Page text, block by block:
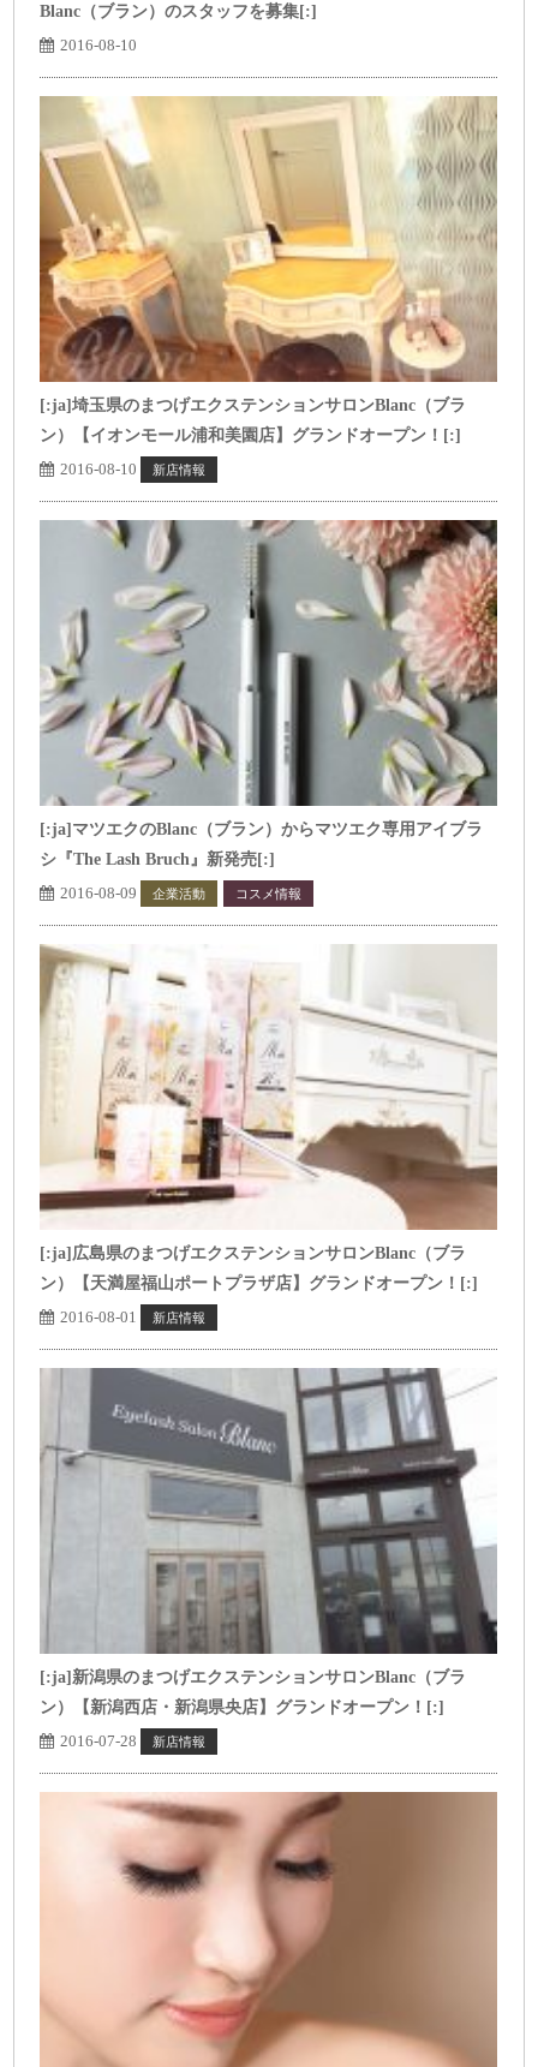
Blanc（ブラン）のスタッフを募集[:]
2016-08-10
[:ja]埼玉県のまつげエクステンションサロンBlanc（ブラ
ン）【イオンモール浦和美園店】グランドオープン！[:]
2016-08-10
新店情報
[:ja]マツエクのBlanc（ブラン）からマツエク専用アイブラ
シ『The Lash Bruch』新発売[:]
2016-08-09
企業活動 コスメ情報
[:ja]広島県のまつげエクステンションサロンBlanc（ブラ
ン）【天満屋福山ポートプラザ店】グランドオープン！[:]
2016-08-01
新店情報
[:ja]新潟県のまつげエクステンションサロンBlanc（ブラ
ン）【新潟西店・新潟県央店】グランドオープン！[:]
2016-07-28
新店情報